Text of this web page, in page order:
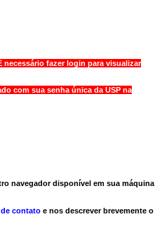
necessário fazer login para visualizar
com sua senha única da USP na
navegadordisponível em sua máquina
contato e nos descrever brevemente o